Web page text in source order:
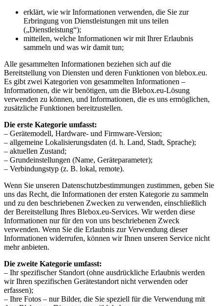
erklärt, wie wir Informationen verwenden, die Sie zur
Erbringung von Dienstleistungen mit uns teilen
(„Dienstleistung“);
mitteilen, welche Informationen wir mit Ihrer Erlaubnis
sammeln und was wir damit tun;
Alle gesammelten Informationen beziehen sich auf die
Bereitstellung von Diensten und deren Funktionen von blebox.eu.
Es gibt zwei Kategorien von gesammelten Informationen –
Informationen, die wir benötigen, um die Blebox.eu-Lösung
verwenden zu können, und Informationen, die es uns ermöglichen,
zusätzliche Funktionen bereitzustellen.
Die erste Kategorie umfasst:
– Gerätemodell, Hardware- und Firmware-Version;
– allgemeine Lokalisierungsdaten (d. h. Land, Stadt, Sprache);
– aktuellen Zustand;
– Grundeinstellungen (Name, Geräteparameter);
– Verbindungstyp (z. B. lokal, remote).
Wenn Sie unseren Datenschutzbestimmungen zustimmen, geben Sie
uns das Recht, die Informationen der ersten Kategorie zu sammeln
und zu den beschriebenen Zwecken zu verwenden, einschließlich
der Bereitstellung Ihres Blebox.eu-Services. Wir werden diese
Informationen nur für den von uns beschriebenen Zweck
verwenden. Wenn Sie die Erlaubnis zur Verwendung dieser
Informationen widerrufen, können wir Ihnen unseren Service nicht
mehr anbieten.
Die zweite Kategorie umfasst:
– Ihr spezifischer Standort (ohne ausdrückliche Erlaubnis werden
wir Ihren spezifischen Gerätestandort nicht verwenden oder
erfassen);
– Ihre Fotos – nur Bilder, die Sie speziell für die Verwendung mit